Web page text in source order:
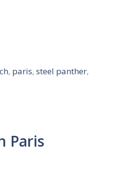
, paris,steel panther,
Paris